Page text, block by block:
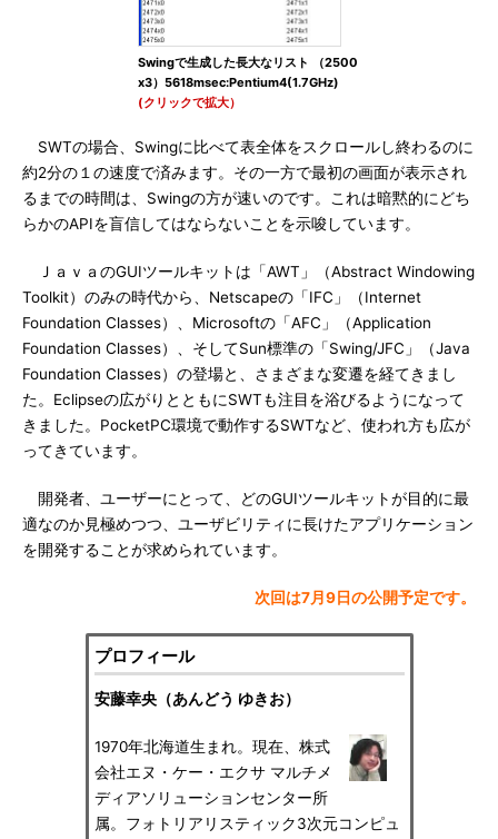
Swingで生成した長大なリスト （2500
x3）5618msec:Pentium4(1.7GHz)
(クリックで拡大）
SWTの場合、Swingに比べて表全体をスクロールし終わるのに
約2分の１の速度で済みます。その一方で最初の画面が表示され
るまでの時間は、Swingの方が速いのです。これは暗黙的にどち
らかのAPIを盲信してはならないことを示唆しています。
ＪａｖａのGUIツールキットは「AWT」（Abstract Windowing
Toolkit）のみの時代から、Netscapeの「IFC」（Internet
Foundation Classes）、Microsoftの「AFC」（Application
Foundation Classes）、そしてSun標準の「Swing/JFC」（Java
Foundation Classes）の登場と、さまざまな変遷を経てきまし
た。Eclipseの広がりとともにSWTも注目を浴びるようになって
きました。PocketPC環境で動作するSWTなど、使われ方も広が
ってきています。
開発者、ユーザーにとって、どのGUIツールキットが目的に最
適なのか見極めつつ、ユーザビリティに長けたアプリケーション
を開発することが求められています。
次回は7月9日の公開予定です。
プロフィール
安藤幸央（あんどう ゆきお）
1970年北海道生まれ。現在、株式
会社エヌ・ケー・エクサ マルチメ
ディアソリューションセンター所
属。フォトリアリスティック3次元コンピュ